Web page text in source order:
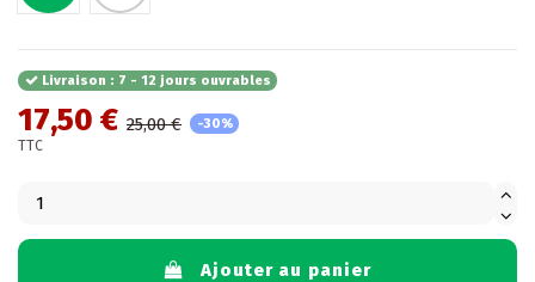
Livraison : 7 - 12 jours ouvrables
17,50 € 25,00 €
-30%
TTC
Ajouter au panier